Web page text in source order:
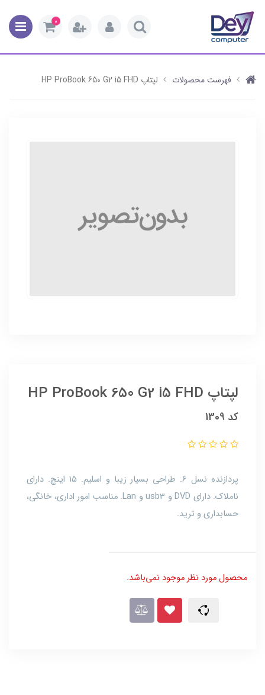
0
فهرست محصولات لپتاپ HP ProBook 650 G2 i5 FHD
لپتاپ HP ProBook 650 G2 i5 FHD
کد 1309
پردازنده نسل 6. طراحی بسیار زیبا و اسلیم. 15 اینچ. دارای
ناملاک. دارای DVD و usb3 و Lan. مناسب امور اداری، خانگی،
حسابداری و ترید.
محصول مورد نظر موجود نمی‌باشد.